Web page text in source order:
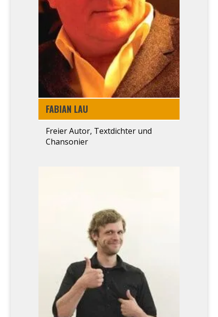
FABI­AN LAU
Frei­er Autor, Text­dich­ter und
Chan­so­nier